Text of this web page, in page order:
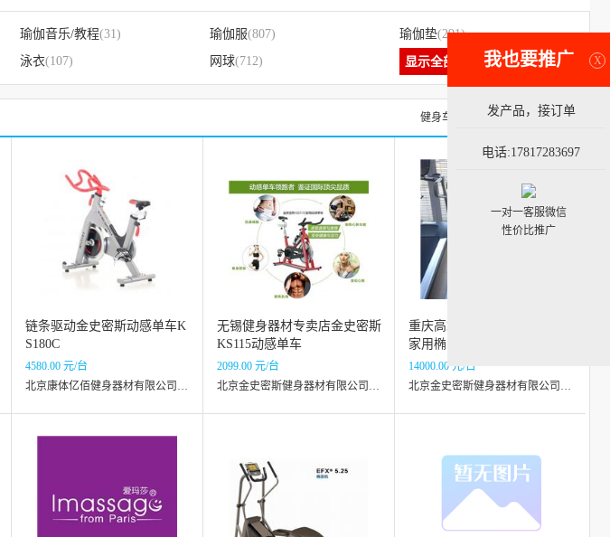
瑜伽音乐/教程(31) 瑜伽服(807) 瑜伽垫(291)
泳衣(107) 网球(712) 显示全部
健身车求购信息 健身车黄页
链条驱动金史密斯动感单车K
S180C
4580.00 元/台
北京康体亿佰健身器材有限公司六里桥分公司
无锡健身器材专卖店金史密斯
KS115动感单车
2099.00 元/台
北京金史密斯健身器材有限公司无锡分公司
重庆高端椭圆机，爱康71515
家用椭圆机
14000.00 元/台
北京金史密斯健身器材有限公司重庆分公司
X
我也要推广
发产品，接订单
电话:17817283697
一对一客服微信
性价比推广